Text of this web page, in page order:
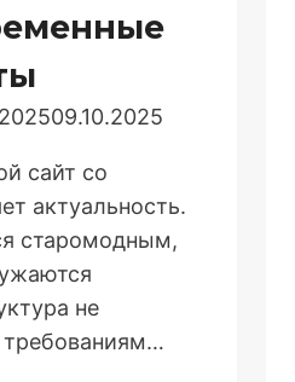
09.10.2025
сайт со
актуальность.
старомодным,
не
требованиям…